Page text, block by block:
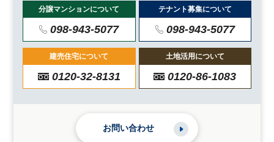
分譲マンションについて
098-943-5077
テナント募集について
098-943-5077
建売住宅について
0120-32-8131
土地活用について
0120-86-1083
お問い合わせ